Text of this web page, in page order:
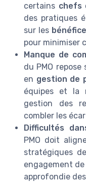
certains chefs
des pratiques
sur les
pour minimiser
Manque de
du PMO repose
en gestion de
équipes et la
gestion des
combler les
Difficultés
PMO doit
stratégiques
engagement de
approfondie